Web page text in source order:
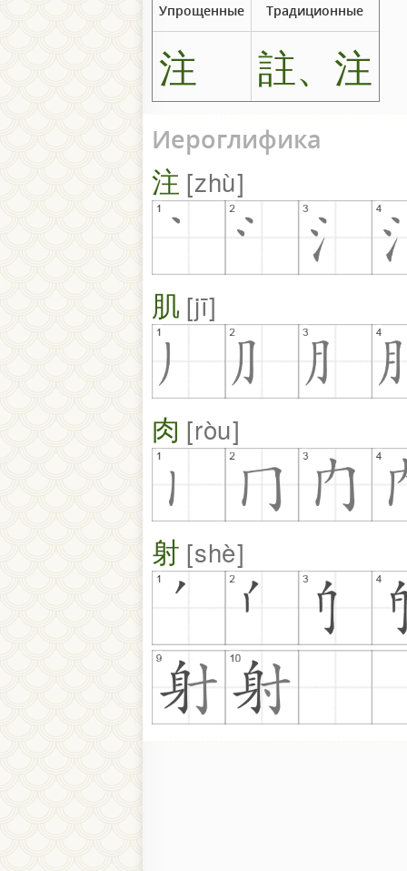
Упрощенные Традиционные
注 註、注
Иероглифика
注 zhù
肌 jī
肉 ròu
射 shè